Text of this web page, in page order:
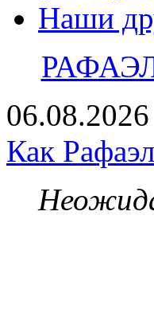
Наши
06.08.2026
Как